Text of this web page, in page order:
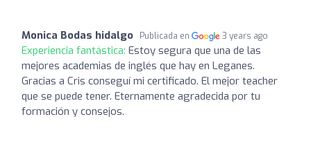
Monica Bodas hidalgo Publicada en 3 years ago
Experiencia fantástica: Estoy segura que una de las
mejores academias de inglés que hay en Leganes.
Gracias a Cris conseguí mi certificado. El mejor teacher
que se puede tener. Eternamente agradecida por tu
formación y consejos.